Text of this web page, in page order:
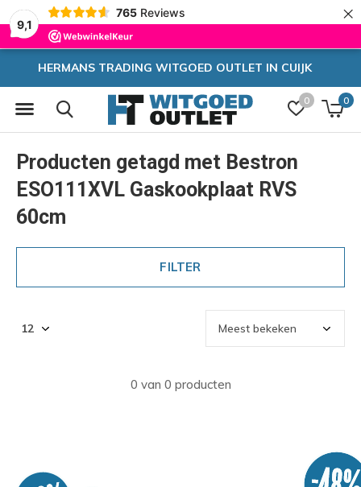
9,1
765 Reviews ×
0 0
OUTLET IN CUIJK Zeer hoge
Producten getagd met Bestron
ESO111XVL Gaskookplaat RVS
60cm
FILTER
0 van 0 producten